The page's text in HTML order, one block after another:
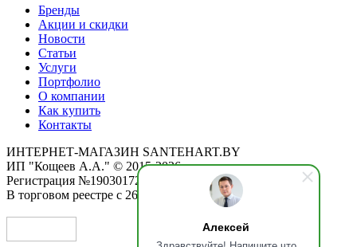
Алексей
Бренды
Акции и скидки
Новости
Статьи
Услуги
Портфолио
О компании
Как купить
Контакты
ИНТЕРНЕТ-МАГАЗИН SANTEHART.BY
ИП "Кощеев А.А." © 2015-2026
Регистрация №190301725 от 12.02.2015
В торговом реестре с 26.11.2019